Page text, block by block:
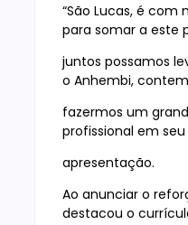
“São Lucas, é
para somar a este
juntos possamos
o Anhembi,
fazermos um
profissional em
apresentação.
Ao anunciar o
destacou o